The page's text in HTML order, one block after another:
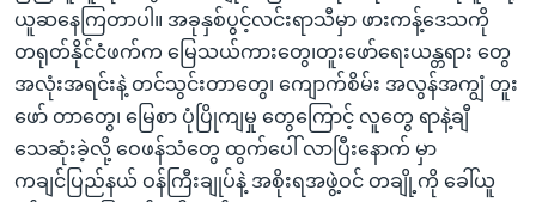
ယူဆနေကြတာပါ။ အခုနှစ်ပွင့်လင်းရာသီမှာ ဖားကန့်ဒေသကို
တရုတ်နိုင်ငံဖက်က မြေသယ်ကားတွေ၊တူးဖော်ရေးယန္တရား တွေ
အလုံးအရင်းနဲ့ တင်သွင်းတာတွေ၊ ကျောက်စိမ်း အလွန်အကျွံ တူး
ဖော် တာတွေ၊ မြေစာ ပုံပြိုကျမှု တွေကြောင့် လူတွေ ရာနဲ့ချီ
သေဆုံးခဲ့လို့ ဝေဖန်သံတွေ ထွက်ပေါ် လာပြီးနောက် မှာ
ကချင်ပြည်နယ် ဝန်ကြီးချုပ်နဲ့ အစိုးရအဖွဲ့ဝင် တချို့ကို ခေါ်ယူ